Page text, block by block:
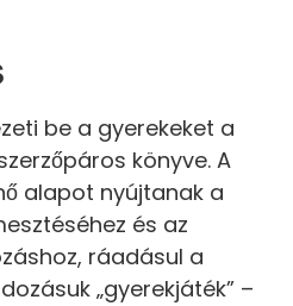
be a gyerekeket a
könyve. A
alapot nyújtanak a
és az
ráadásul a
„gyerekjáték” –